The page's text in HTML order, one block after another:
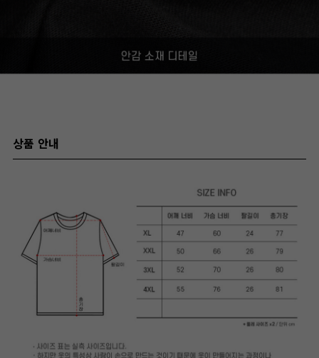
상품 안내